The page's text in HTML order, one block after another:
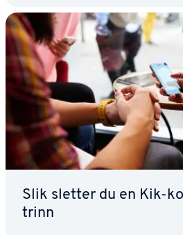
Slik sletter du en Kik-
trinn